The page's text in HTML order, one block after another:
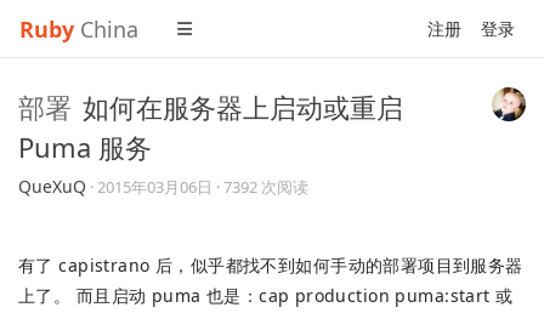
Ruby China 注册 登录
部署 如何在服务器上启动或重启
Puma 服务
QueXuQ ·2015年03月06日 · 7392 次阅读
有了 capistrano 后，似乎都找不到如何手动的部署项目到服务器
上了。 而且启动 puma 也是：cap production puma:start 或